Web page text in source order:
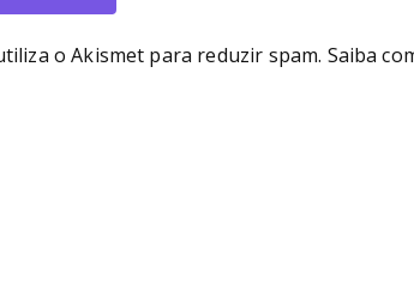
o Akismet para reduzir spam. Saiba